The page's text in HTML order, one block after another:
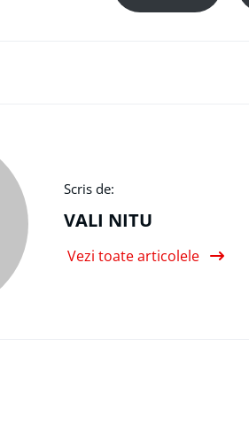
Scris de:
VALI NITU
Vezi toate articolele